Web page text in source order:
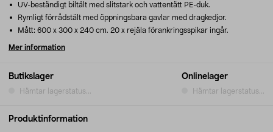
Butikslager
Hämtar lagerstatus...
Onlinelager
Hämtar lagerstatus...
UV-beständigt biltält med slitstark och vattentätt PE-duk.
Rymligt förrådstält med öppningsbara gavlar med dragkedjor.
Mått: 600 x 300 x 240 cm. 20 x rejäla förankringsspikar ingår.
Mer information
Produktinformation